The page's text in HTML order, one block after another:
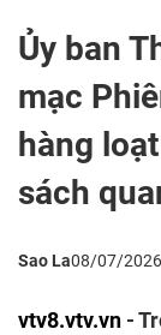
Ủy ban
mạc
hàng
sách
Sao La08/07/
vtv8.vtv.vn -